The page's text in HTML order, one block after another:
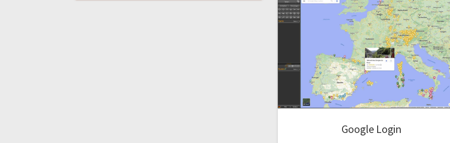
Google Login